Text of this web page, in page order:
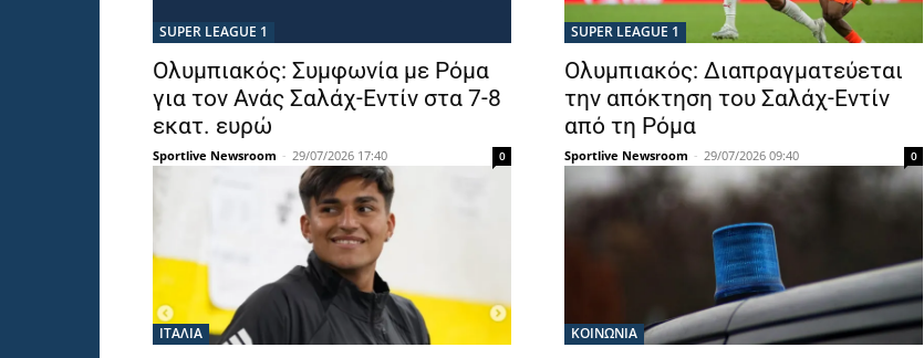
SUPER LEAGUE 1
Ολυμπιακός: Συμφωνία με Ρόμα
για τον Ανάς Σαλάχ-Εντίν στα 7-8
εκατ. ευρώ
Sportlive Newsroom - 29/07/2026 17:40 0
SUPER LEAGUE 1
Ολυμπιακός: Διαπραγματεύεται
την απόκτηση του Σαλάχ-Εντίν
από τη Ρόμα
Sportlive Newsroom - 29/07/2026 09:40 0
ΙΤΑΛΙΑ ΚΟΙΝΩΝΙΑ